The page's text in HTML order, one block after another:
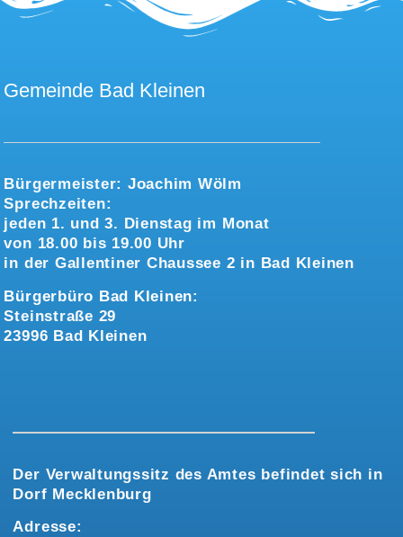
Gemeinde Bad Kleinen
Bürgermeister: Joachim Wölm
Sprechzeiten:
jeden 1. und 3. Dienstag im Monat
von 18.00 bis 19.00 Uhr
in der Gallentiner Chaussee 2 in Bad Kleinen
Bürgerbüro Bad Kleinen:
Steinstraße 29
23996 Bad Kleinen
Der Verwaltungssitz des Amtes befindet sich in
Dorf Mecklenburg
Adresse: